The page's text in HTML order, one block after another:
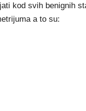
kod svih benignih
a to su: